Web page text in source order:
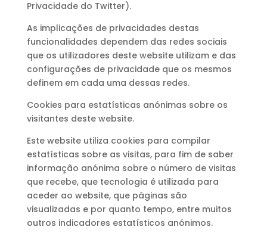
Privacidade do Twitter).
As implicações de privacidades destas
funcionalidades dependem das redes sociais
que os utilizadores deste website utilizam e das
configurações de privacidade que os mesmos
definem em cada uma dessas redes.
Cookies para estatísticas anónimas sobre os
visitantes deste website.
Este website utiliza cookies para compilar
estatísticas sobre as visitas, para fim de saber
informação anónima sobre o número de visitas
que recebe, que tecnologia é utilizada para
aceder ao website, que páginas são
visualizadas e por quanto tempo, entre muitos
outros indicadores estatísticos anónimos.